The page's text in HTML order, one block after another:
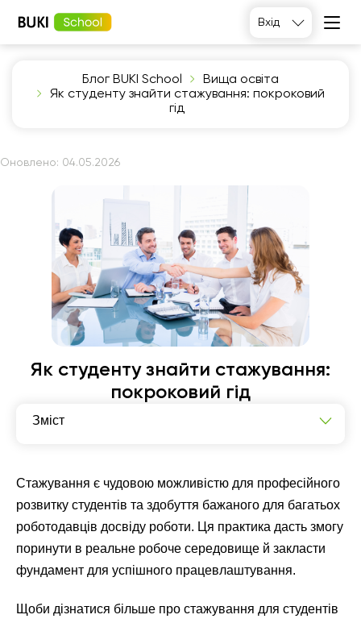
Вхід
Блог BUKI School
Вища освіта
Як студенту знайти стажування: покроковий
гід
Оновлено: 04.05.2026
Як студенту знайти стажування:
покроковий гід
Зміст
Різновиди стажувань для студентів
Де шукати стажування?
Поради для успішного пошуку стажування
Стажування є чудовою можливістю для професійного
розвитку студентів та здобуття бажаного для багатьох
роботодавців досвіду роботи. Ця практика дасть змогу
поринути в реальне робоче середовище й закласти
фундамент для успішного працевлаштування.
Щоби дізнатися більше про стажування для студентів